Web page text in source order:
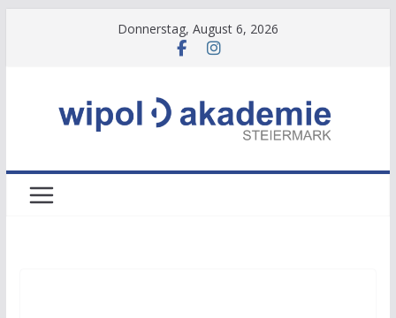
Donnerstag, August 6, 2026